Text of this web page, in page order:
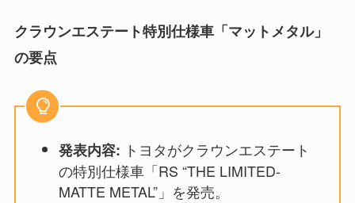
クラウンエステート特別仕様車「マットメタル」
の要点
発表内容: トヨタがクラウンエステート
の特別仕様車「RS “THE LIMITED-
MATTE METAL”」を発売。